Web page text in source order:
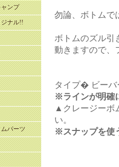
ャンプ
ジナル!!
ムパーツ
勿論、ボトムで
ボトムのズル引
動きますので、
タイプ� ビーバ
※ラインが明確
▲クレージーボ
い。
※スナップを使